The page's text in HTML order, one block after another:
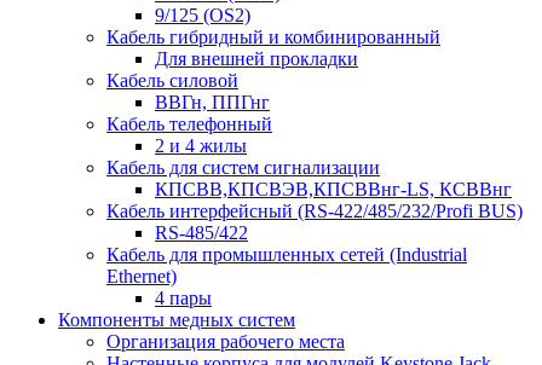
9/125 (OS2)
Кабель гибридный и комбинированный
Для внешней прокладки
Кабель силовой
ВВГн, ППГнг
Кабель телефонный
2 и 4 жилы
Кабель для систем сигнализации
КПСВВ,КПСВЭВ,КПСВВнг-LS, КСВВнг
Кабель интерфейсный (RS-422/485/232/Profi BUS)
RS-485/422
Кабель для промышленных сетей (Industrial
Ethernet)
4 пары
Компоненты медных систем
Организация рабочего места